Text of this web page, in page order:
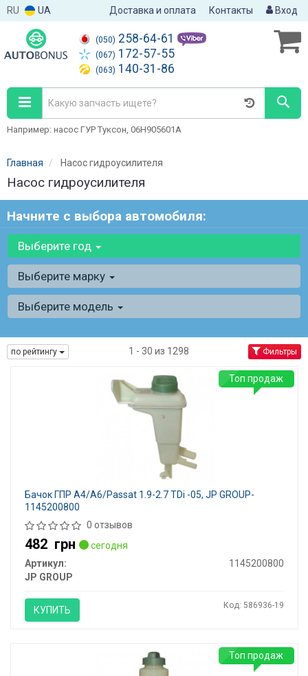
RU UA Доставка и оплата Контакты Вход
(050) 258-64-61
(067) 172-57-55
(063) 140-31-86
Например: насос ГУР Туксон, 06H905601A
Главная Насос гидроусилителя
Насос гидроусилителя
Начните с выбора автомобиля:
Выберите год
Выберите марку
Выберите модель
по рейтингу 1 - 30 из 1298 Фильтры
Бачок ГПР A4/A6/Passat 1.9-2.7 TDi -05, JP GROUP-
1145200800
0 отзывов
482 грн
сегодня
Артикул:
1145200800
JP GROUP
КУПИТЬ Код: 586936-19
Топ продаж
Топ продаж